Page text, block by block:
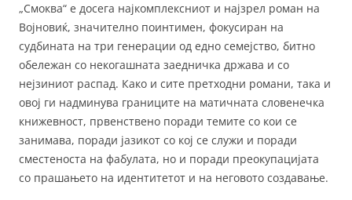
„Смоква“ е досега најкомплексниот и најзрел роман на
Војновиќ, значително поинтимен, фокусиран на
судбината на три генерации од едно семејство, битно
обележан со некогашната заедничка држава и со
нејзиниот распад. Како и сите претходни романи, така и
овој ги надминува границите на матичната словенечка
книжевност, првенствено поради темите со кои се
занимава, поради јазикот со кој се служи и поради
сместеноста на фабулата, но и поради преокупацијата
со прашањето на идентитетот и на неговото создавање.